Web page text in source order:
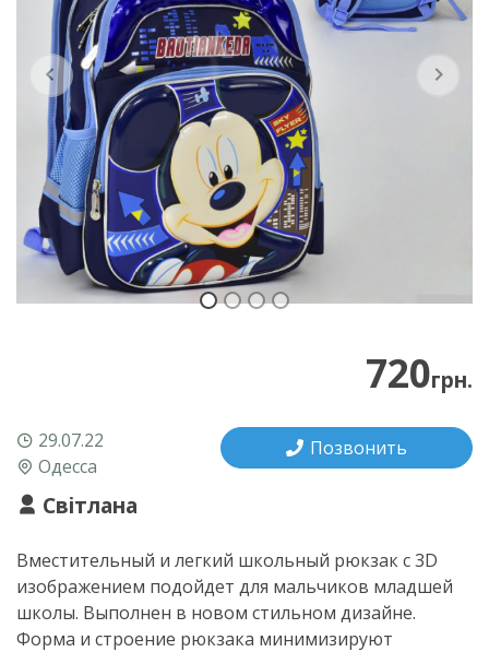
Previous Next
720грн.
29.07.22
Одесса
Світлана
Позвонить
Вместительный и легкий школьный рюкзак с 3D
изображением подойдет для мальчиков младшей
школы. Выполнен в новом стильном дизайне.
Форма и строение рюкзака минимизируют